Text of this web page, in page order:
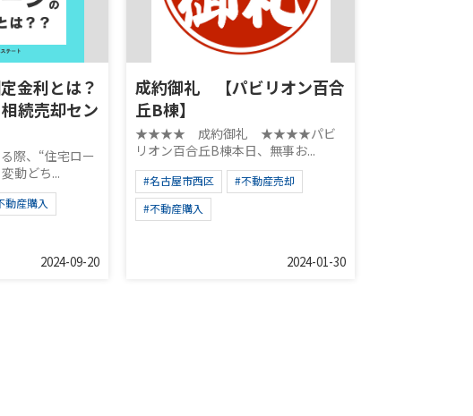
金利とは？
続売却セン
際、“住宅ロー
動どち...
動産購入
2024-09-20
成約御礼 【パビリオン百合
丘B棟】
★★★★ 成約御礼 ★★★★パビ
リオン百合丘B棟本日、無事お...
#名古屋市西区
#不動産売却
#不動産購入
2024-01-30